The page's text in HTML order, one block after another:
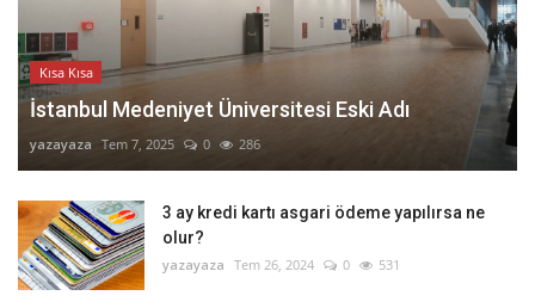
Kısa Kısa
İstanbul Medeniyet Üniversitesi Eski Adı
yazayaza Tem 7, 2025 0 286
3 ay kredi kartı asgari ödeme yapılırsa ne
olur?
yazayaza Tem 26, 2024 0 531